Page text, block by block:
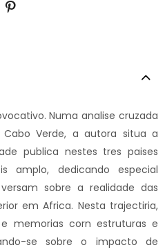
Numa analise cruzada
Verde, a autora situa a
publica nestes tres paises
amplo, dedicando especial
sobre a realidade das
em Africa. Nesta trajectiria,
memorias corn estruturas e
se sobre o impacto de